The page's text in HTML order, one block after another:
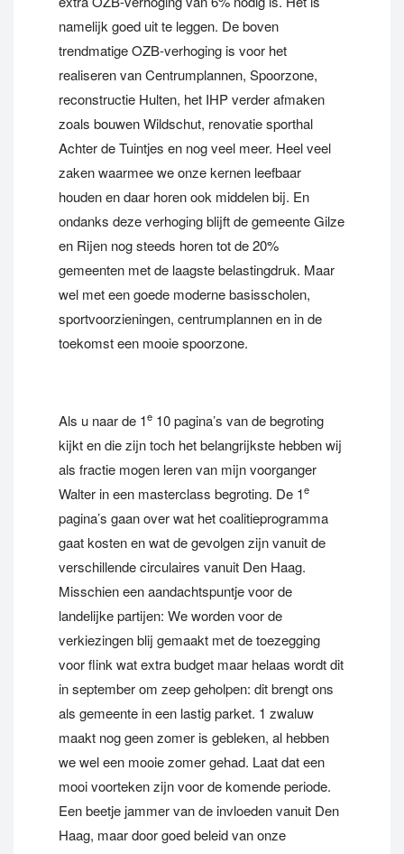
namelijk goed uit te leggen. De boven
trendmatige OZB-verhoging is voor het
realiseren van Centrumplannen, Spoorzone,
reconstructie Hulten, het IHP verder afmaken
zoals bouwen Wildschut, renovatie sporthal
Achter de Tuintjes en nog veel meer. Heel veel
zaken waarmee we onze kernen leefbaar
houden en daar horen ook middelen bij. En
ondanks deze verhoging blijft de gemeente Gilze
en Rijen nog steeds horen tot de 20%
gemeenten met de laagste belastingdruk. Maar
wel met een goede moderne basisscholen,
sportvoorzieningen, centrumplannen en in de
toekomst een mooie spoorzone.
Als u naar de 1e 10 pagina’s van de begroting
kijkt en die zijn toch het belangrijkste hebben wij
als fractie mogen leren van mijn voorganger
Walter in een masterclass begroting. De 1e
pagina’s gaan over wat het coalitieprogramma
gaat kosten en wat de gevolgen zijn vanuit de
verschillende circulaires vanuit Den Haag.
Misschien een aandachtspuntje voor de
landelijke partijen: We worden voor de
verkiezingen blij gemaakt met de toezegging
voor flink wat extra budget maar helaas wordt dit
in september om zeep geholpen: dit brengt ons
als gemeente in een lastig parket. 1 zwaluw
maakt nog geen zomer is gebleken, al hebben
we wel een mooie zomer gehad. Laat dat een
mooi voorteken zijn voor de komende periode.
Een beetje jammer van de invloeden vanuit Den
Haag, maar door goed beleid van onze